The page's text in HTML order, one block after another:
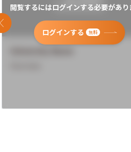
閲覧するにはログインする必要があり
ログインする 無料
前のスライド